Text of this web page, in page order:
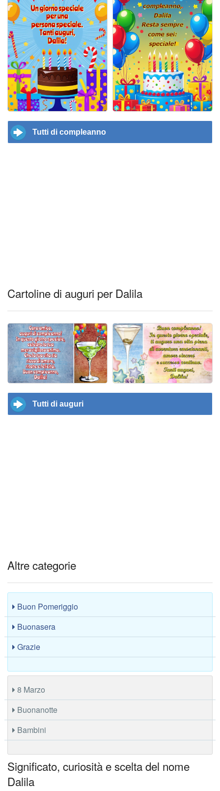
Tutti di compleanno
Cartoline di auguri per Dalila
Tutti di auguri
Altre categorie
Buon Pomeriggio
Buonasera
Grazie
8 Marzo
Buonanotte
Bambini
Significato, curiosità e scelta del nome
Dalila